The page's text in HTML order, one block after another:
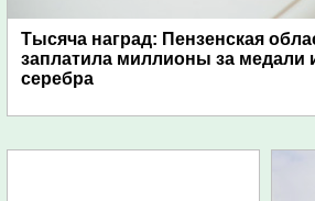
Тысяча наград: Пензенская
заплатила миллионы за медали
серебра